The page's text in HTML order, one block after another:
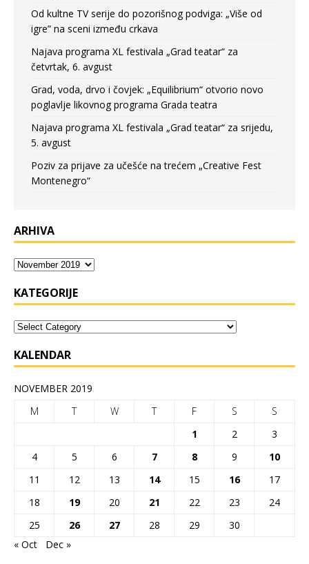
Od kultne TV serije do pozorišnog podviga: „Više od
igre” na sceni između crkava
Najava programa XL festivala „Grad teatar“ za
četvrtak, 6. avgust
Grad, voda, drvo i čovjek: „Equilibrium“ otvorio novo
poglavlje likovnog programa Grada teatra
Najava programa XL festivala „Grad teatar“ za srijedu,
5. avgust
Poziv za prijave za učešće na trećem „Creative Fest
Montenegro“
ARHIVA
KATEGORIJE
KALENDAR
NOVEMBER 2019
M
T W T F S
S
1
2
3
4
5 6 7 8 9
10
11
12 13 14 15 16
17
18
19 20 21 22 23
24
25
26 27 28 29
30
« Oct
Dec »